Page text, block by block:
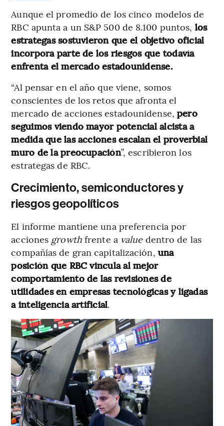
Aunque el promedio de los cinco modelos de
RBC apunta a un S&P 500 de 8.100 puntos, los
estrategas sostuvieron que el objetivo oficial
incorpora parte de los riesgos que todavía
enfrenta el mercado estadounidense.
“Al pensar en el año que viene, somos
conscientes de los retos que afronta el
mercado de acciones estadounidense, pero
seguimos viendo mayor potencial alcista a
medida que las acciones escalan el proverbial
muro de la preocupación”, escribieron los
estrategas de RBC.
Crecimiento, semiconductores y
riesgos geopolíticos
El informe mantiene una preferencia por
acciones growth frente a value dentro de las
compañías de gran capitalización, una
posición que RBC vincula al mejor
comportamiento de las revisiones de
utilidades en empresas tecnológicas y ligadas
a inteligencia artificial.